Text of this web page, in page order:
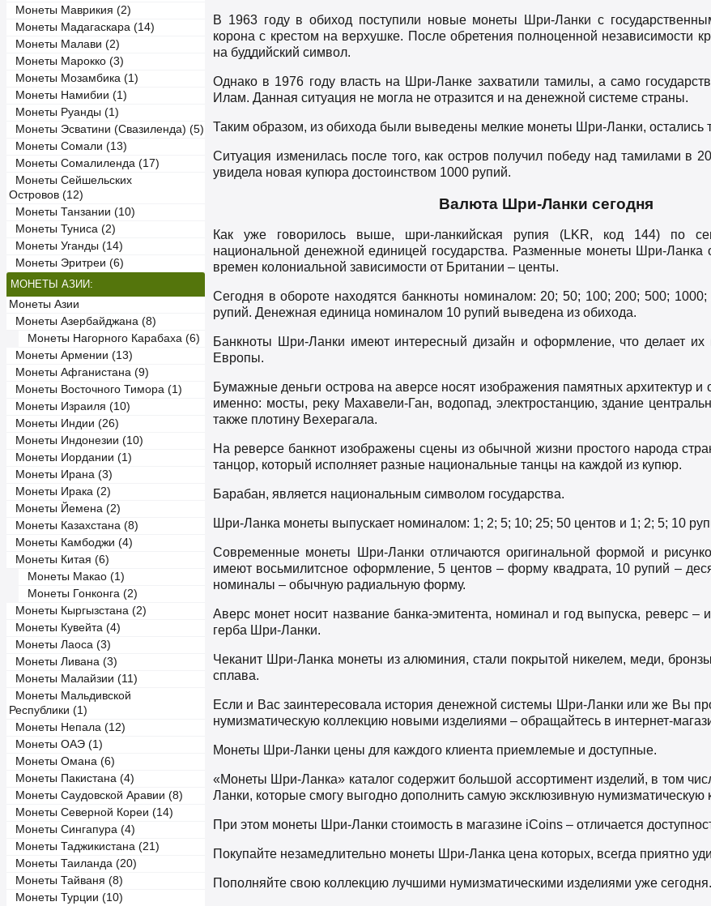
Монеты Маврикия (2)
Монеты Мадагаскара (14)
Монеты Малави (2)
Монеты Марокко (3)
Монеты Мозамбика (1)
Монеты Намибии (1)
Монеты Руанды (1)
Монеты Эсватини (Свазиленда) (5)
Монеты Сомали (13)
Монеты Сомалиленда (17)
Монеты Сейшельских
Островов (12)
Монеты Танзании (10)
Монеты Туниса (2)
Монеты Уганды (14)
Монеты Эритреи (6)
МОНЕТЫ АЗИИ:
Монеты Азии
Монеты Азербайджана (8)
Монеты Нагорного Карабаха (6)
Монеты Армении (13)
Монеты Афганистана (9)
Монеты Восточного Тимора (1)
Монеты Израиля (10)
Монеты Индии (26)
Монеты Индонезии (10)
Монеты Иордании (1)
Монеты Ирана (3)
Монеты Ирака (2)
Монеты Йемена (2)
Монеты Казахстана (8)
Монеты Камбоджи (4)
Монеты Китая (6)
Монеты Макао (1)
Монеты Гонконга (2)
Монеты Кыргызстана (2)
Монеты Кувейта (4)
Монеты Лаоса (3)
Монеты Ливана (3)
Монеты Малайзии (11)
Монеты Мальдивской
Республики (1)
Монеты Непала (12)
Монеты ОАЭ (1)
Монеты Омана (6)
Монеты Пакистана (4)
Монеты Саудовской Аравии (8)
Монеты Северной Кореи (14)
Монеты Сингапура (4)
Монеты Таджикистана (21)
Монеты Таиланда (20)
Монеты Тайваня (8)
Монеты Турции (10)
В 1963 году в обиход поступили новые монеты Шри-Ланки с
корона с крестом на верхушке. После обретения полноценной независимости
на буддийский символ.
Однако в 1976 году власть на Шри-Ланке захватили тамилы, а само
Илам. Данная ситуация не могла не отразится и на денежной системе страны.
Таким образом, из обихода были выведены мелкие монеты Шри-Ланки, остались
Ситуация изменилась после того, как остров получил победу над тамилами в
увидела новая купюра достоинством 1000 рупий.
Валюта Шри-Ланки сегодня
Как уже говорилось выше, шри-ланкийская рупия (LKR, код 144) по
национальной денежной единицей государства. Разменные монеты Шри-Ланка
времен колониальной зависимости от Британии – центы.
Сегодня в обороте находятся банкноты номиналом: 20; 50; 100; 200; 500;
рупий. Денежная единица номиналом 10 рупий выведена из обихода.
Банкноты Шри-Ланки имеют интересный дизайн и оформление, что делает их
Европы.
Бумажные деньги острова на аверсе носят изображения памятных архитектур и
именно: мосты, реку Махавели-Ган, водопад, электростанцию, здание
также плотину Вехерагала.
На реверсе банкнот изображены сцены из обычной жизни простого народа
танцор, который исполняет разные национальные танцы на каждой из купюр.
Барабан, является национальным символом государства.
Шри-Ланка монеты выпускает номиналом: 1; 2; 5; 10; 25; 50 центов и 1; 2; 5; 10
Современные монеты Шри-Ланки отличаются оригинальной формой и
имеют восьмилитсное оформление, 5 центов – форму квадрата, 10 рупий –
номиналы – обычную радиальную форму.
Аверс монет носит название банка-эмитента, номинал и год выпуска, реверс –
герба Шри-Ланки.
Чеканит Шри-Ланка монеты из алюминия, стали покрытой никелем, меди,
сплава.
Если и Вас заинтересовала история денежной системы Шри-Ланки или же Вы
нумизматическую коллекцию новыми изделиями – обращайтесь в интернет-
Монеты Шри-Ланки цены для каждого клиента приемлемые и доступные.
«Монеты Шри-Ланка» каталог содержит большой ассортимент изделий, в том
Ланки, которые смогу выгодно дополнить самую эксклюзивную нумизматическую
При этом монеты Шри-Ланки стоимость в магазине iCoins – отличается
Покупайте незамедлительно монеты Шри-Ланка цена которых, всегда приятно
Пополняйте свою коллекцию лучшими нумизматическими изделиями уже сегодня.